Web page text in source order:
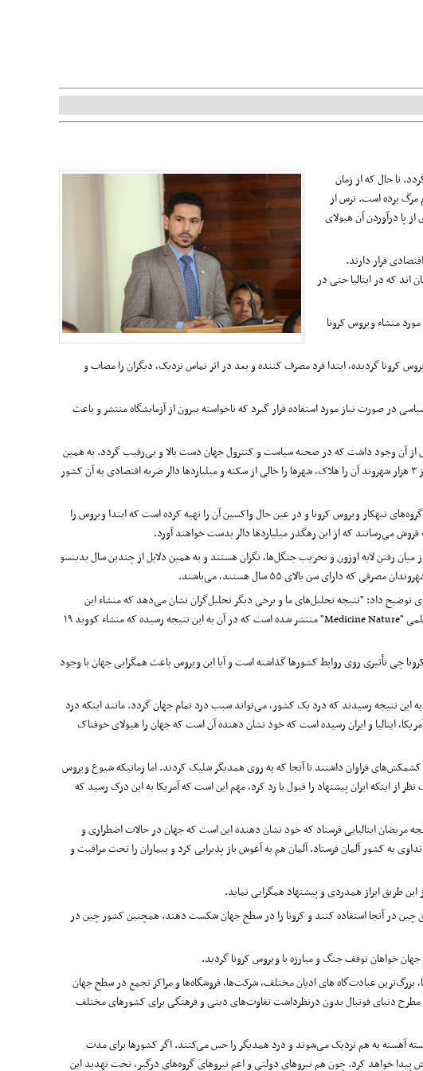
تا حال که از زمان
هفت‌صد هزار تن شهروندان این کشورها را مبتلا و بیش از۳۰ هزار تن را به کام مرگ برده است. ترس از
پا درآوردن آن هیولای
رکود اقتصادی قرار دارند.
که در ایتالیا حتی در
منشاء ویروس کرونا
کرونا گردیده، ابتدا فرد مصرف کننده و بعد در اثر تماس نزدیک، دیگران را مصاب و
صورت نیاز مورد استفاده قرار گیرد که ناخواسته بیرون از آزمایشگاه منتشر و باعث
از آن وجود داشت که در صحنه سیاست و کنترول جهان دست بالا و بی‌رقیب گردد. به همین
دلیل ویروس مخصوص که قابلیت انتشار سریع را داشته باشد، توسط کشورهای رقیب در آزمایشگاه آماده و در کشور چین منتشر گردید که در نتیجه بیش از ۳ هزار شهروند آن را هلاک، شهرها را خالی از سکنه و میلیاردها دالر ضربه اقتصادی به آن کشور
تبهکار ویروس کرونا و در عین حال واکسین آن را تهیه کرده است که ابتدا ویروس را
می‌رسانند که از این رهگذر میلیاردها دالر بدست خواهند آورد.
رفتن لایه اوزون و تخریب جنگل‌ها، نگران هستند و به همین دلایل از چندین سال بدینسو
سن بالای ۵۵ سال هستند، می‌باشند.
کرد که منشاء کووید ۱۹ بازار آبزیان شهر ووهان کشور چین نیست. وی توضیح داد: "نتیجه تحلیل‌های ما و برخی دیگر تحلیل‌گران نشان می‌دهد که منشاء این
"
Nature
Medicine
" منتشر شده است که در آن به این نتیجه رسیده که منشاء کووید ۱۹
تأثیری روی روابط کشورها گذاشته است و آیا این ویروس باعث همگرایی جهان با وجود
نتیجه رسیدند که درد یک کشور، می‌تواند سبب درد تمام جهان گردد. مانند اینکه درد
ایتالیا و ایران رسیده است که خود نشان دهنده آن است که جهان را هیولای خوفناک
فراوان داشتند تا آنجا که به روی همدیگر شلیک کردند. اما زمانیکه شیوع ویروس
از اینکه ایران پیشنهاد را قبول یا رد کرد، مهم این است که آمریکا به این درک رسید که
مریضان ایتالیایی فرستاد که خود نشان دهنده این است که جهان در حالات اضطراری و
به کشور آلمان فرستاد. آلمان هم به آغوش باز پذیرایی کرد و بیماران را تحت مراقبت و
طریق ابراز همدردی و پیشنهاد همگرایی نماید.
چین در آنجا استفاده کنند و کرونا را در سطح جهان شکست دهند. همچنین کشور چین در
خواهان توقف جنگ و مبارزه با ویروس کرونا گردید.
عبادت‌گاه های ادیان مختلف، شرکت‌ها، فروشگاه‌ها و مراکز تجمع در سطح جهان
مطرح دنیای فوتبال بدون درنظرداشت تفاوت‌های دینی و فرهنگی برای کشورهای مختلف
آهسته به هم نزدیک می‌شوند و درد همدیگر را حس می‌کنند. اگر کشورها برای مدت
خواهد کرد. چون هم نیروهای دولتی و اعم نیروهای گروه‌های درگیر، تحت تهدید این